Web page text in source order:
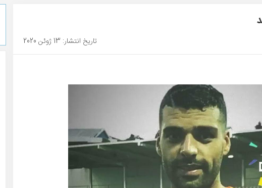
تاریخ انتشار: 13 ژوئن 2020